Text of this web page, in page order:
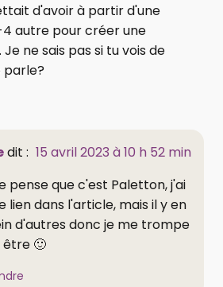
d'avoir à partir d'une
autre pour créer une
ne sais pas si tu vois de
parle?
dit : 15 avril 2023 à 10 h 52 min
pense que c'est Paletton, j'ai
lien dans l'article, mais il y en
d'autres donc je me trompe
🙂